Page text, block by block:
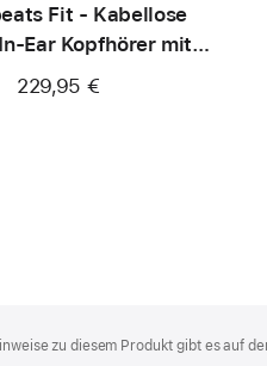
Fit - Kabellose
Ear Kopfhörer mit
Sitz - Powerpink
229,95 €
zu diesem Produkt gibt es auf